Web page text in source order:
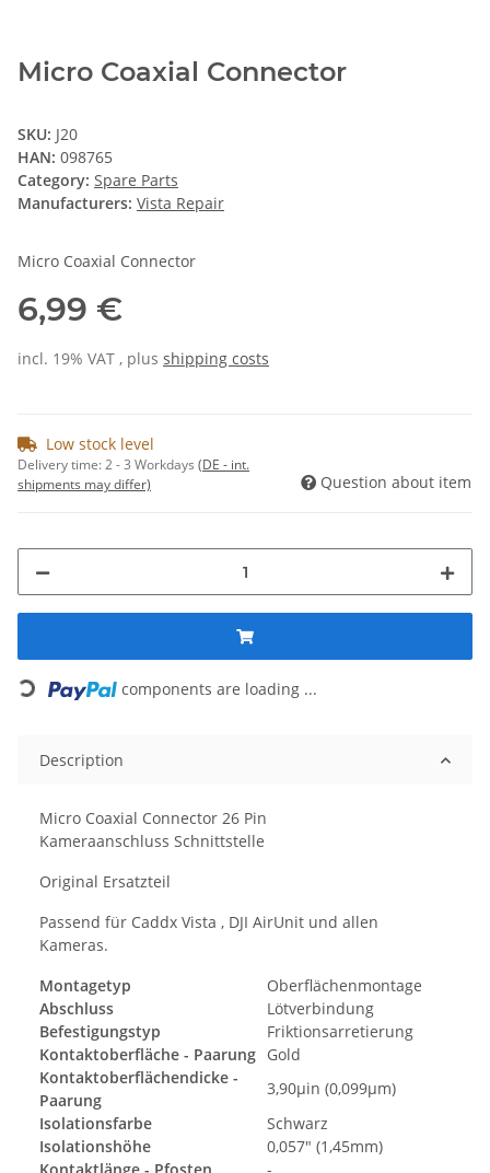
Micro Coaxial Connector
SKU: J20
HAN: 098765
Category: Spare Parts
Manufacturers: Vista Repair
Micro Coaxial Connector
6,99 €
incl. 19% VAT , plus shipping costs
Low stock level
Delivery time:2 - 3 Workdays (DE - int.
shipments may differ)
Question about item
Loading... components are loading ...
Description
Micro Coaxial Connector 26 Pin
Kameraanschluss Schnittstelle
Original Ersatzteil
Passend für Caddx Vista , DJI AirUnit und allen
Kameras.
Montagetyp
Oberflächenmontage
Abschluss
Lötverbindung
Befestigungstyp
Friktionsarretierung
Kontaktoberfläche - Paarung Gold
Kontaktoberflächendicke -
Paarung
3,90µin (0,099µm)
Isolationsfarbe
Schwarz
Isolationshöhe
0,057" (1,45mm)